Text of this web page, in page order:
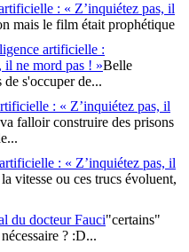
: « Z’inquiétez pas, il
mais le film était prophétique
artificielle :
il ne mord pas ! »Belle
s'occuper de...
: « Z’inquiétez pas, il
falloir construire des prisons
: « Z’inquiétez pas, il
vitesse ou ces trucs évoluent,
du docteur Fauci"certains"
? :D...